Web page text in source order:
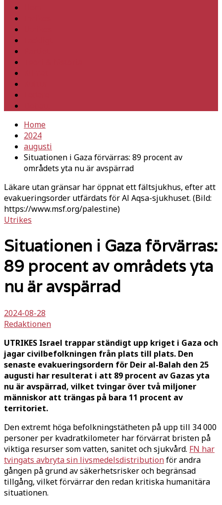
Home
2024
augusti
Situationen i Gaza förvärras: 89 procent av
områdets yta nu är avspärrad
Läkare utan gränsar har öppnat ett fältsjukhus, efter att
evakueringsorder utfärdats för Al Aqsa-sjukhuset. (Bild:
https://www.msf.org/palestine)
Utrikes
Situationen i Gaza förvärras:
89 procent av områdets yta
nu är avspärrad
2024-08-28
Redaktionen
UTRIKES Israel trappar ständigt upp kriget i Gaza och
jagar civilbefolkningen från plats till plats. Den
senaste evakueringsordern för Deir al-Balah den 25
augusti har resulterat i att 89 procent av Gazas yta
nu är avspärrad, vilket tvingar över två miljoner
människor att trängas på bara 11 procent av
territoriet.
Den extremt höga befolkningstätheten på upp till 34 000
personer per kvadratkilometer har förvärrat bristen på
viktiga resurser som vatten, sanitet och sjukvård. FN har
tvingats avbryta sin livsmedelsdistributionför andra
gången på grund av säkerhetsrisker och begränsad
tillgång, vilket förvärrar den redan kritiska humanitära
situationen.